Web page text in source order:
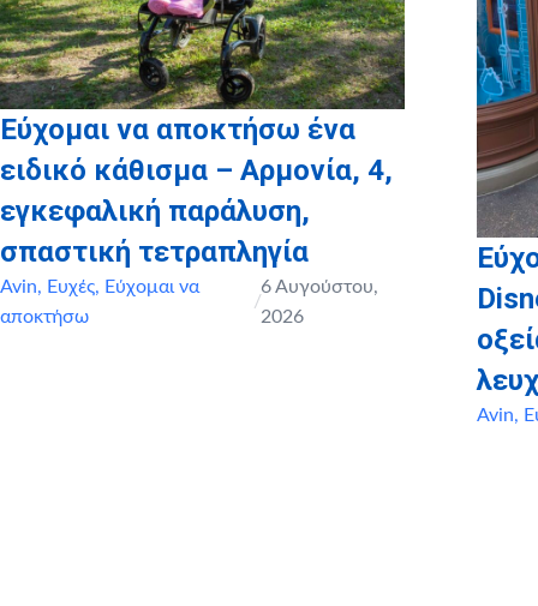
Εύχομαι να αποκτήσω ένα
ειδικό κάθισμα – Αρμονία, 4,
εγκεφαλική παράλυση,
σπαστική τετραπληγία
Avin, Ευχές, Εύχομαι να
αποκτήσω
/
6 Αυγούστου,
2026
Avin,